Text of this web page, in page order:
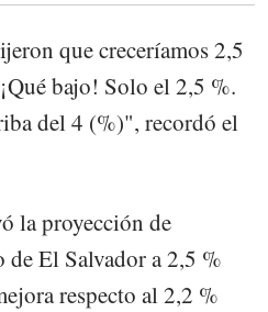
que creceríamos 2,5
bajo! Solo el 2,5 %.
del 4 (%)", recordó el
la proyección de
El Salvador a 2,5 %
respecto al 2,2 %